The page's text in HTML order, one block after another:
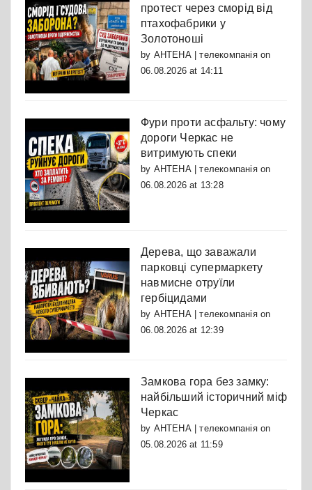
протест через сморід від
птахофабрики у
Золотоноші
by АНТЕНА | телекомпаніяon
06.08.2026 at 14:11
Фури проти асфальту: чому
дороги Черкас не
витримують спеки
by АНТЕНА | телекомпаніяon
06.08.2026 at 13:28
Дерева, що заважали
парковці супермаркету
навмисне отруїли
гербіцидами
by АНТЕНА | телекомпаніяon
06.08.2026 at 12:39
Замкова гора без замку:
найбільший історичний міф
Черкас
by АНТЕНА | телекомпаніяon
05.08.2026 at 11:59